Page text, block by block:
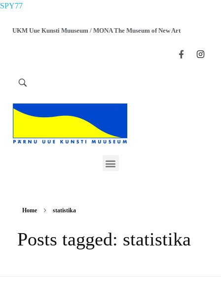
SPY77
UKM Uue Kunsti Muuseum / MONA The Museum of New Art
Home statistika
Posts tagged: statistika